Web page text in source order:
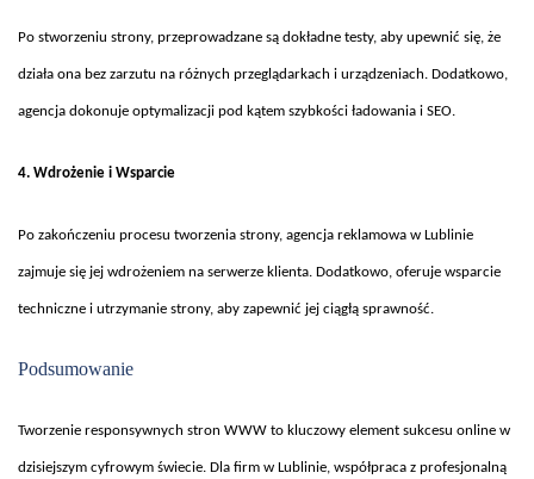
Po stworzeniu strony, przeprowadzane są dokładne testy, aby upewnić się, że
działa ona bez zarzutu na różnych przeglądarkach i urządzeniach. Dodatkowo,
agencja dokonuje optymalizacji pod kątem szybkości ładowania i SEO.
4. Wdrożenie i Wsparcie
Po zakończeniu procesu tworzenia strony, agencja reklamowa w Lublinie
zajmuje się jej wdrożeniem na serwerze klienta. Dodatkowo, oferuje wsparcie
techniczne i utrzymanie strony, aby zapewnić jej ciągłą sprawność.
Podsumowanie
Tworzenie responsywnych stron WWW to kluczowy element sukcesu online w
dzisiejszym cyfrowym świecie. Dla firm w Lublinie, współpraca z profesjonalną